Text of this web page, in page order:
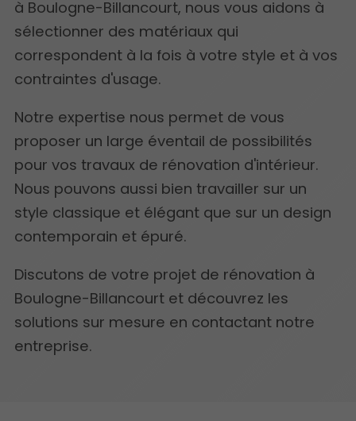
à Boulogne-Billancourt, nous vous aidons à
sélectionner des matériaux qui
correspondent à la fois à votre style et à vos
contraintes d'usage.
Notre expertise nous permet de vous
proposer un large éventail de possibilités
pour vos travaux de rénovation d'intérieur.
Nous pouvons aussi bien travailler sur un
style classique et élégant que sur un design
contemporain et épuré.
Discutons de votre projet de rénovation à
Boulogne-Billancourt et découvrez les
solutions sur mesure en contactant notre
entreprise.